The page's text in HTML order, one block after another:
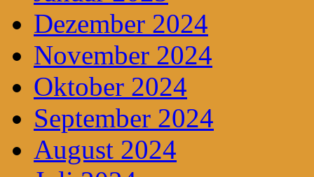
Dezember 2024
November 2024
Oktober 2024
September 2024
August 2024